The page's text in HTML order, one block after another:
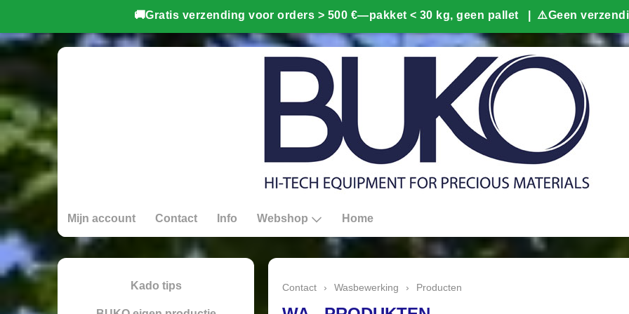
Mijn account Contact Info Webshop Home
Kado tips Contact › Wasbewerking › Producten